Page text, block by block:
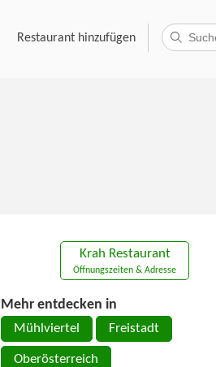
Restaurant hinzufügen
Krah Restaurant
Öffnungszeiten & Adresse
Mehr entdecken in
Mühlviertel Freistadt
Oberösterreich